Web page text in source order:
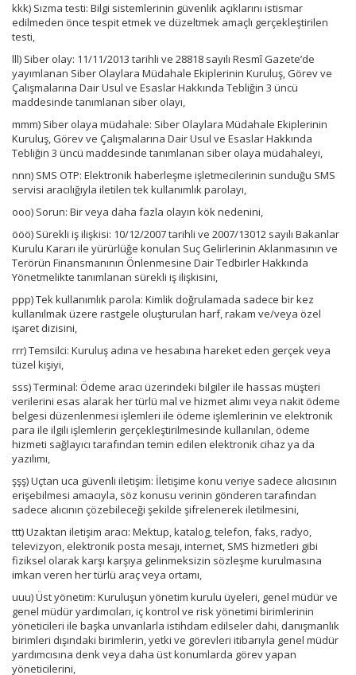
kkk) Sızma testi: Bilgi sistemlerinin güvenlik açıklarını istismar
edilmeden önce tespit etmek ve düzeltmek amaçlı gerçekleştirilen
testi,
lll) Siber olay: 11/11/2013 tarihli ve 28818 sayılı Resmî Gazete’de
yayımlanan Siber Olaylara Müdahale Ekiplerinin Kuruluş, Görev ve
Çalışmalarına Dair Usul ve Esaslar Hakkında Tebliğin 3 üncü
maddesinde tanımlanan siber olayı,
mmm) Siber olaya müdahale: Siber Olaylara Müdahale Ekiplerinin
Kuruluş, Görev ve Çalışmalarına Dair Usul ve Esaslar Hakkında
Tebliğin 3 üncü maddesinde tanımlanan siber olaya müdahaleyi,
nnn) SMS OTP: Elektronik haberleşme işletmecilerinin sunduğu SMS
servisi aracılığıyla iletilen tek kullanımlık parolayı,
ooo) Sorun: Bir veya daha fazla olayın kök nedenini,
ööö) Sürekli iş ilişkisi: 10/12/2007 tarihli ve 2007/13012 sayılı Bakanlar
Kurulu Kararı ile yürürlüğe konulan Suç Gelirlerinin Aklanmasının ve
Terörün Finansmanının Önlenmesine Dair Tedbirler Hakkında
Yönetmelikte tanımlanan sürekli iş ilişkisini,
ppp) Tek kullanımlık parola: Kimlik doğrulamada sadece bir kez
kullanılmak üzere rastgele oluşturulan harf, rakam ve/veya özel
işaret dizisini,
rrr) Temsilci: Kuruluş adına ve hesabına hareket eden gerçek veya
tüzel kişiyi,
sss) Terminal: Ödeme aracı üzerindeki bilgiler ile hassas müşteri
verilerini esas alarak her türlü mal ve hizmet alımı veya nakit ödeme
belgesi düzenlenmesi işlemleri ile ödeme işlemlerinin ve elektronik
para ile ilgili işlemlerin gerçekleştirilmesinde kullanılan, ödeme
hizmeti sağlayıcı tarafından temin edilen elektronik cihaz ya da
yazılımı,
şşş) Uçtan uca güvenli iletişim: İletişime konu veriye sadece alıcısının
erişebilmesi amacıyla, söz konusu verinin gönderen tarafından
sadece alıcının çözebileceği şekilde şifrelenerek iletilmesini,
ttt) Uzaktan iletişim aracı: Mektup, katalog, telefon, faks, radyo,
televizyon, elektronik posta mesajı, internet, SMS hizmetleri gibi
fiziksel olarak karşı karşıya gelinmeksizin sözleşme kurulmasına
imkan veren her türlü araç veya ortamı,
uuu) Üst yönetim: Kuruluşun yönetim kurulu üyeleri, genel müdür ve
genel müdür yardımcıları, iç kontrol ve risk yönetimi birimlerinin
yöneticileri ile başka unvanlarla istihdam edilseler dahi, danışmanlık
birimleri dışındaki birimlerin, yetki ve görevleri itibarıyla genel müdür
yardımcısına denk veya daha üst konumlarda görev yapan
yöneticilerini,